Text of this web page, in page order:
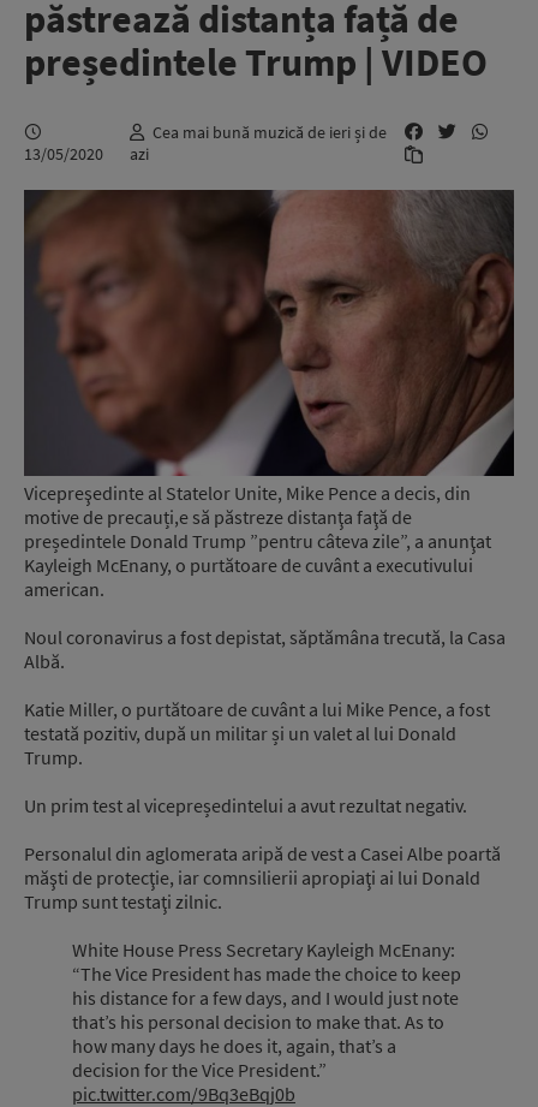
păstrează distanța față de
președintele Trump | VIDEO
13/05/2020
Cea mai bună muzică de ieri și de
azi
Vicepreşedinte al Statelor Unite, Mike Pence a decis, din
motive de precauți,e să păstreze distanţa faţă de
președintele Donald Trump ”pentru câteva zile”, a anunţat
Kayleigh McEnany, o purtătoare de cuvânt a executivului
american.
Noul coronavirus a fost depistat, săptămâna trecută, la Casa
Albă.
Katie Miller, o purtătoare de cuvânt a lui Mike Pence, a fost
testată pozitiv, după un militar și un valet al lui Donald
Trump.
Un prim test al vicepreședintelui a avut rezultat negativ.
Personalul din aglomerata aripă de vest a Casei Albe poartă
măşti de protecţie, iar comnsilierii apropiaţi ai lui Donald
Trump sunt testaţi zilnic.
White House Press Secretary Kayleigh McEnany:
“The Vice President has made the choice to keep
his distance for a few days, and I would just note
that’s his personal decision to make that. As to
how many days he does it, again, that’s a
decision for the Vice President.”
pic.twitter.com/9Bq3eBqj0b